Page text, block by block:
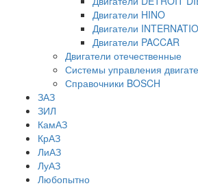
Двигатели HINO
Двигатели
Двигатели PACCAR
Двигатели отечественные
Системы управления
Справочники BOSCH
ЗАЗ
ЗИЛ
КамАЗ
КрАЗ
ЛиАЗ
ЛуАЗ
Любопытно